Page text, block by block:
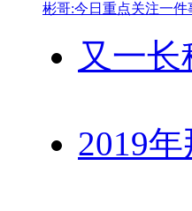
彬哥:今日重点关注一件
又一
2019